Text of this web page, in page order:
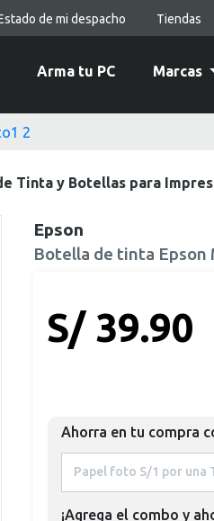
de mi despacho Tiendas
Arma tu PC Marcas
Tinta y Botellas para
Epson
Botella de tinta Epson
S/ 39.90
Ahorra en tu compra
¡Agrega el combo y